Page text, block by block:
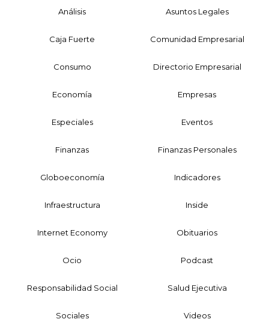
Análisis Asuntos Legales
Caja Fuerte Comunidad Empresarial
Consumo Directorio Empresarial
Economía Empresas
Especiales Eventos
Finanzas Finanzas Personales
Globoeconomía Indicadores
Infraestructura Inside
Internet Economy Obituarios
Ocio Podcast
Responsabilidad Social Salud Ejecutiva
Sociales Videos